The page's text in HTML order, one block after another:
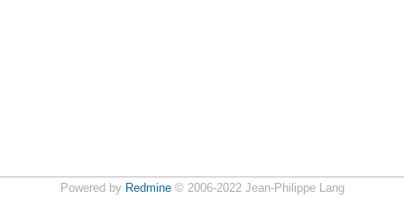
Powered by Redmine© 2006-2022 Jean-Philippe Lang